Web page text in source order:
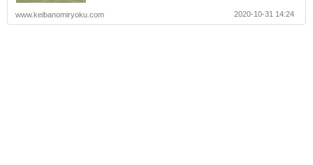
www.keibanomiryoku.com 2020-10-31 14:24